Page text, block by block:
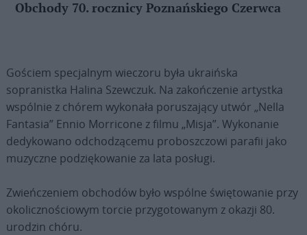
Obchody 70. rocznicy Poznańskiego Czerwca
Gościem specjalnym wieczoru była ukraińska
sopranistka Halina Szewczuk. Na zakończenie artystka
wspólnie z chórem wykonała poruszający utwór „Nella
Fantasia” Ennio Morricone z filmu „Misja”. Wykonanie
dedykowano odchodzącemu proboszczowi parafii jako
muzyczne podziękowanie za lata posługi.
Zwieńczeniem obchodów było wspólne świętowanie przy
okolicznościowym torcie przygotowanym z okazji 80.
urodzin chóru.